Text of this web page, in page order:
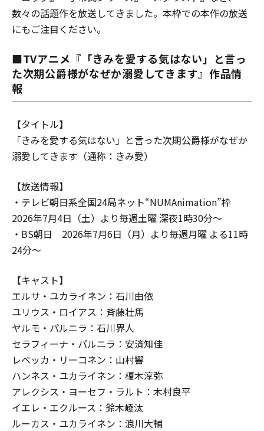
数々の話題作を放送してきました。本枠での本作の放送
にもご注目ください。
■TVアニメ『「きみを愛する気はない」と言っ
た次期公爵様がなぜか溺愛してきます』作品情
報
【タイトル】
「きみを愛する気はない」と言った次期公爵様がなぜか
溺愛してきます（通称：きみ愛）
【放送情報】
・テレビ朝日系全国24局ネット“NUMAnimation”枠
2026年7月4日（土）より毎週土曜 深夜1時30分～
・BS朝日 2026年7月6日（月）より毎週月曜 よる11時
24分～
【キャスト】
エルサ・ユカライネン：石川由依
ユリウス・ロイアス：斉藤壮馬
ヤルモ・パルニラ：石川界人
セラフィーナ・パルニラ：安済知佳
レベッカ・リーコネン：山村響
ハンネス・ユカライネン：榎木淳弥
アレクシス・ヨーセフ・ラルト：木村良平
イエレ・エクルース：鈴木崚汰
ルーカス・ユカライネン：浪川大輔